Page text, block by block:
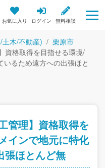
お気に入り ログイン 無料相談
木/不動産)
栗原市
資格取得を目指せる環境/
るため遠方への出張ほと
管理】資格取得を
インで地元に特化
張ほとんど無